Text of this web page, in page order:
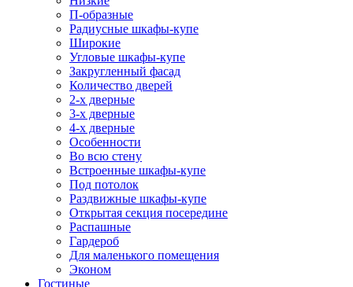
П-образные
Радиусные шкафы-купе
Широкие
Угловые шкафы-купе
Закругленный фасад
Количество дверей
2-х дверные
3-х дверные
4-х дверные
Особенности
Во всю стену
Встроенные шкафы-купе
Под потолок
Раздвижные шкафы-купе
Открытая секция посередине
Распашные
Гардероб
Для маленького помещения
Эконом
Гостиные